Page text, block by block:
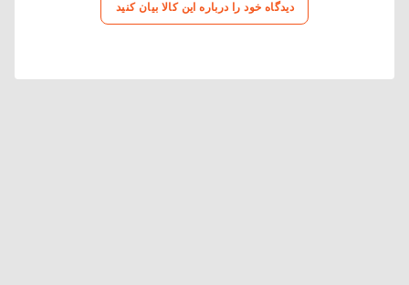
دیدگاه خود را درباره این کالا بیان کنید